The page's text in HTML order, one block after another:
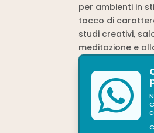
per ambienti in
tocco di
studi creativi,
meditazione e
